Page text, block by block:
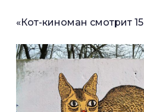
«Кот-киноман смотрит